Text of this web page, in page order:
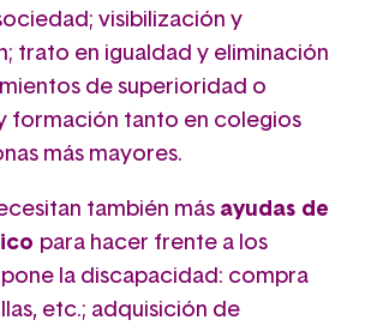
visibilización y
trato en igualdad y eliminación
de superioridad o
formación tanto en colegios
más mayores.
también más ayudas de
para hacer frente a los
la discapacidad: compra
etc.; adquisición de